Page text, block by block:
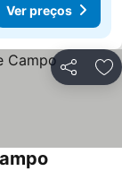
Ver preços
Partilhar